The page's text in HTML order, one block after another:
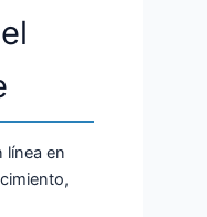
línea en